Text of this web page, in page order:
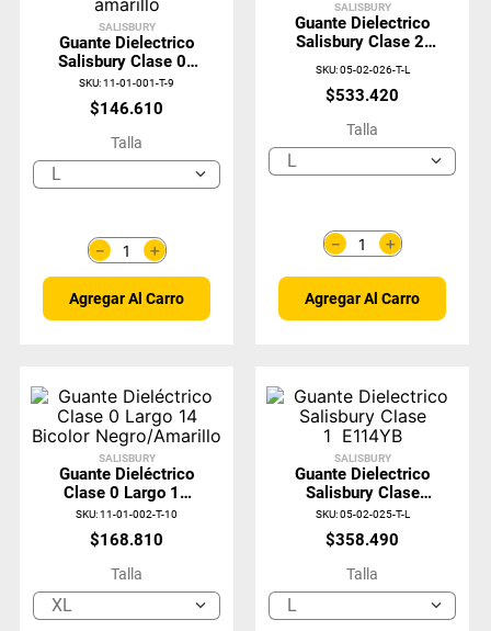
SALISBURY
Guante Dielectrico
Salisbury Clase 00
Largo 14 Color
Amarillo
SKU:11-01-001-T-9
$146.610
Talla
L
＋
－
Agregar Al Carro
SALISBURY
Guante Dielectrico
Salisbury Clase 2
SKU:05-02-026-T-L
$533.420
Talla
L
＋
－
Agregar Al Carro
SALISBURY
Guante Dieléctrico
Clase 0 Largo 14
Bicolor
Negro/Amarillo
SKU:11-01-002-T-10
$168.810
Talla
XL
SALISBURY
Guante Dielectrico
Salisbury Clase
1 E114YB
SKU:05-02-025-T-L
$358.490
Talla
L